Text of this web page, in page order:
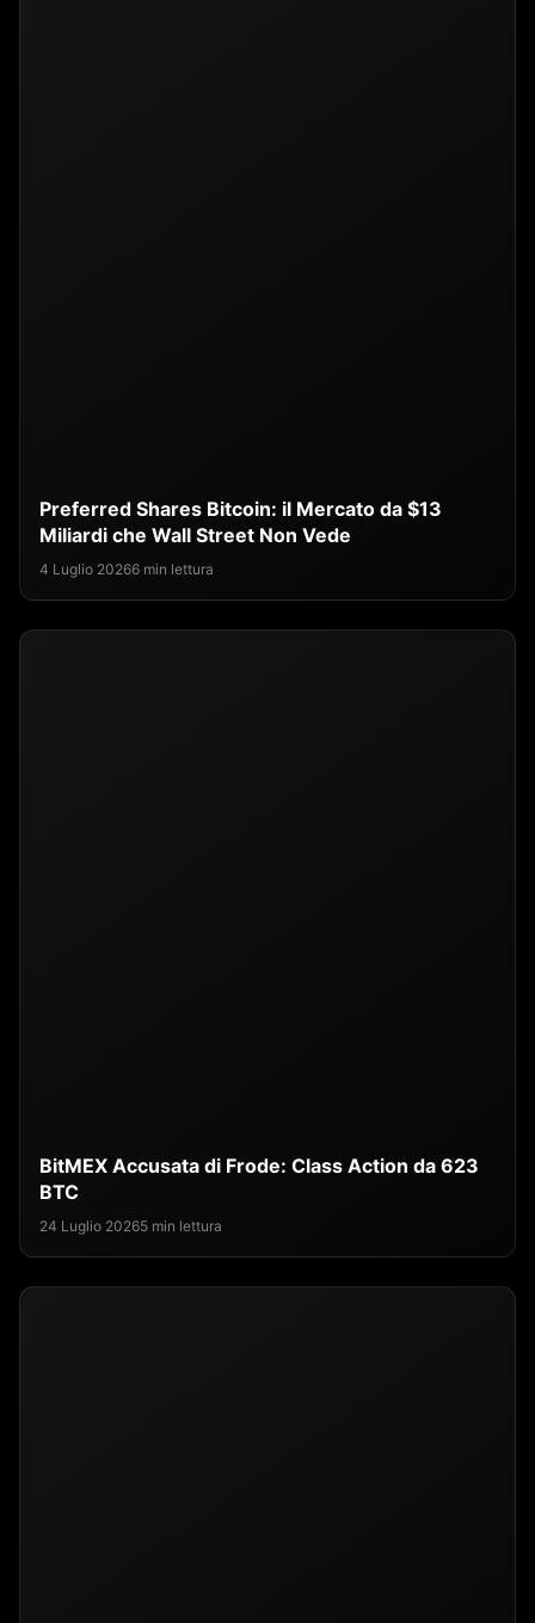
Preferred Shares Bitcoin: il Mercato da $13
Miliardi che Wall Street Non Vede
4 Luglio 20266 min lettura
BitMEX Accusata di Frode: Class Action da 623
BTC
24 Luglio 20265 min lettura